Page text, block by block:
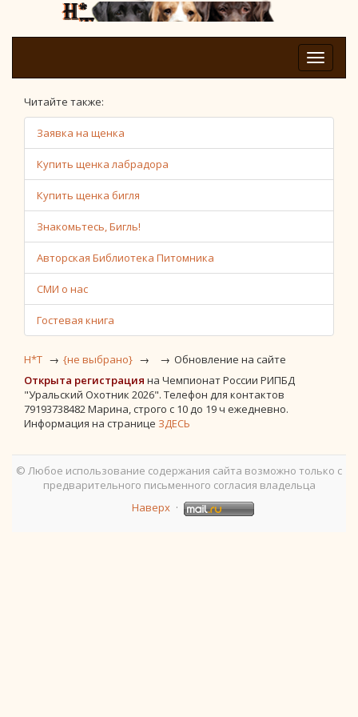
Читайте также:
Заявка на щенка
Купить щенка лабрадора
Купить щенка бигля
Знакомьтесь, Бигль!
Авторская Библиотека Питомника
СМИ о нас
Гостевая книга
H*T {не выбрано}
Обновление на сайте
Открыта регистрация на Чемпионат России РИПБД
"Уральский Охотник 2026". Телефон для контактов
79193738482 Марина, строго с 10 до 19 ч ежедневно.
Информация на странице ЗДЕСЬ
© Любое использование содержания сайта возможно только с
предварительного письменного согласия владельца
Наверх ·